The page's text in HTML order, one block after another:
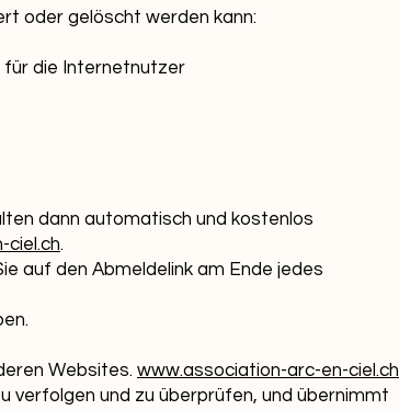
oder gelöscht werden kann:
für die Internetnutzer
dann automatisch und kostenlos
ciel.ch.
auf den Abmeldelink am Ende jedes
Websites. www.association-arc-en-ciel.ch
verfolgen und zu überprüfen, und übernimmt